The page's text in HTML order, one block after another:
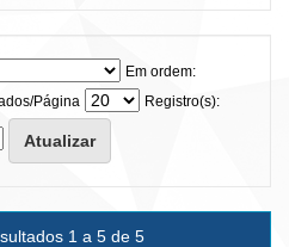
Em ordem:
Página
Registro(s):
1 a 5 de 5